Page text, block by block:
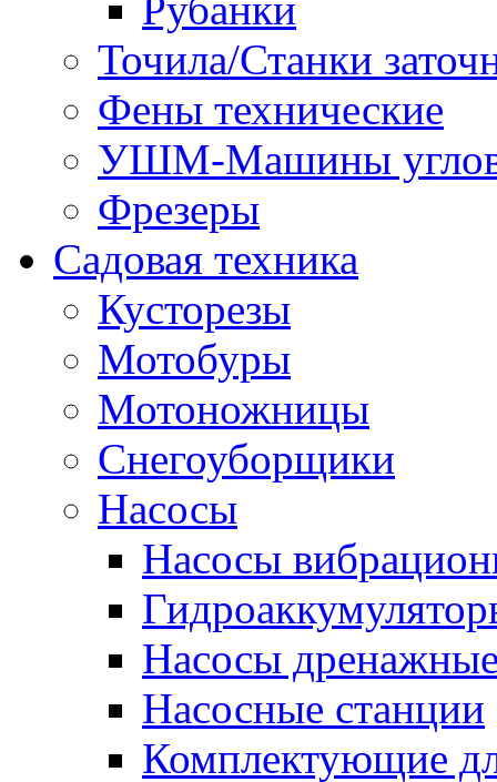
Рубанки
Точила/Станки
Фены технические
УШМ-Машины
Фрезеры
Садовая техника
Кусторезы
Мотобуры
Мотоножницы
Снегоуборщики
Насосы
Насосы
Насосы
Насосные станции
Комплектующие